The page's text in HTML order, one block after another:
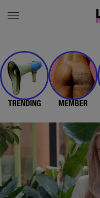
TRENDING MEMBER